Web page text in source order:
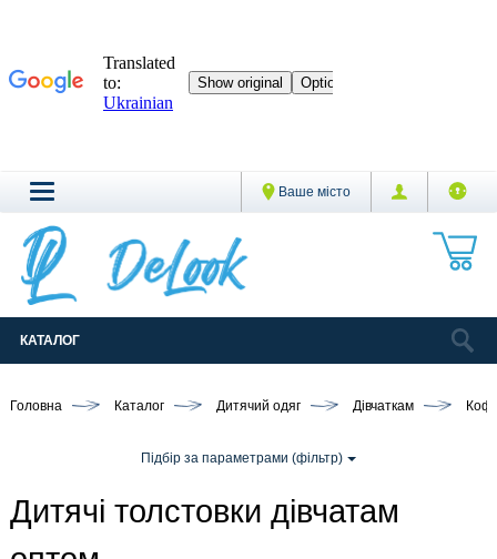
Ваше місто
КАТАЛОГ
Головна Каталог Дитячий одяг Дівчаткам
Підбір за параметрами (фільтр)
Дитячі толстовки дівчатам